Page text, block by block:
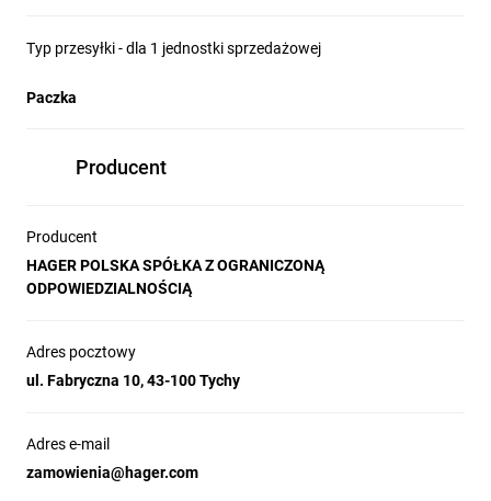
Typ przesyłki - dla 1 jednostki sprzedażowej
Paczka
Producent
Producent
HAGER POLSKA SPÓŁKA Z OGRANICZONĄ
ODPOWIEDZIALNOŚCIĄ
Adres pocztowy
ul. Fabryczna 10, 43-100 Tychy
Adres e-mail
zamowienia@hager.com